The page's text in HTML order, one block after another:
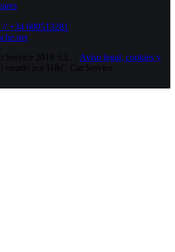
+34 600513281
Service 2018 S.L. - Aviso legal, cookies y
| creado por H&C Car Service